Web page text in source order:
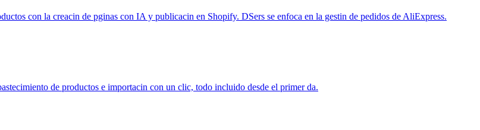
con la creacin de pginas con IA y publicacin en Shopify. DSers se enfoca en la gestin de pedidos de AliExpress.
de productos e importacin con un clic, todo incluido desde el primer da.